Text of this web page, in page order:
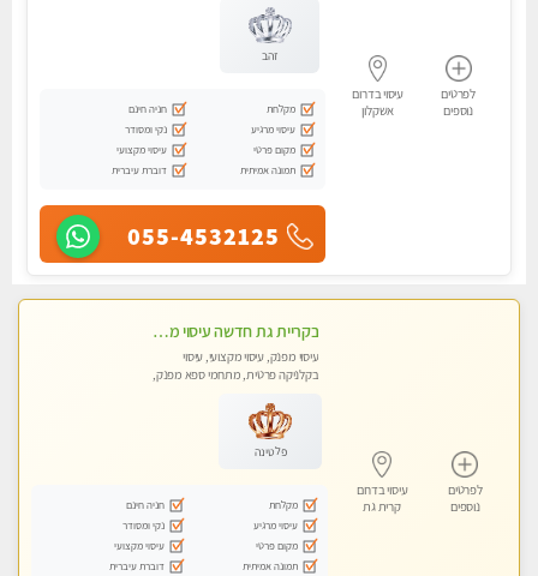
לפרטים
נוספים
עיסוי בדרום
אשקלון
זהב
מקלחת
חניה חינם
עיסוי מרגיע
נקי ומסודר
מקום פרטי
עיסוי מקצועי
תמונה אמיתית
דוברת עיברית
055-4532125
לפרטים
נוספים
עיסוי בדרום
קרית גת
בקריית גת חדשה עיסוי מדהים מרגיע ומפנק
עיסוי מפנק, עיסוי מקצועי, עיסוי
בקלניקה פרטית, מתחמי ספא מפנק,
פלטינה
מקלחת
חניה חינם
עיסוי מרגיע
נקי ומסודר
מקום פרטי
עיסוי מקצועי
תמונה אמיתית
דוברת עיברית